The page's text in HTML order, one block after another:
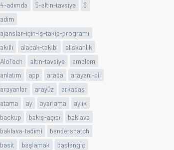
4-adımda
5-altın-tavsiye
6
adım
ajanslar-için-iş-takip-programı
akıllı
alacak-takibi
aliskanlik
AloTech
altın-tavsiye
amblem
anlatım
app arada
arayanı-bil
arayanlar
arayüz
arkadaş
atama
ay ayarlama
aylık
backup
bakış-açısı
baklava
baklava-tadimi
bandersnatch
basit
başlamak
başlangıç